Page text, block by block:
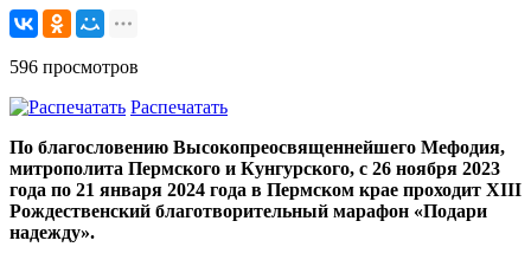
596 просмотров
Распечатать
По благословению Высокопреосвященнейшего Мефодия,
митрополита Пермского и Кунгурского, с 26 ноября 2023
года по 21 января 2024 года в Пермском крае проходит XIII
Рождественский благотворительный марафон «Подари
надежду».